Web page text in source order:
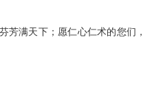
芳满天下；愿仁心仁术的您们，